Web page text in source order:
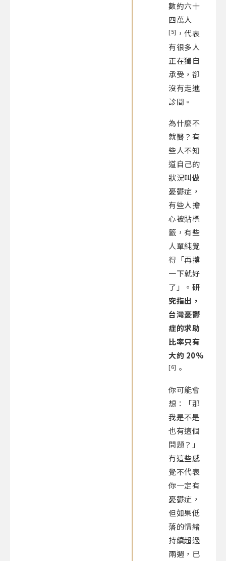
數約六十
四萬人
[5] ，代表
有很多人
正在獨自
承受，卻
沒有走進
診間。
為什麼不
就醫？有
些人不知
道自己的
狀況叫做
憂鬱症，
有些人擔
心被貼標
籤，有些
人單純覺
得「再撐
一下就好
了」。 研
究指出，
台灣憂鬱
症的求助
比率只有
大約 20%
[6] 。
你可能會
想：「那
我是不是
也有這個
問題？」
有這些感
覺不代表
你一定有
憂鬱症，
但如果低
落的情緒
持續超過
兩週，已